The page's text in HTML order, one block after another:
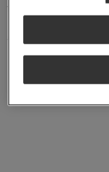
tale nutriente.
Naturalmente privo